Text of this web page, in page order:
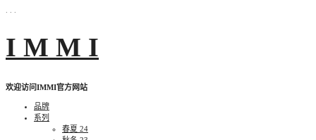
I M M I
欢迎访问IMMI官方网站
品牌
系列
春夏 24